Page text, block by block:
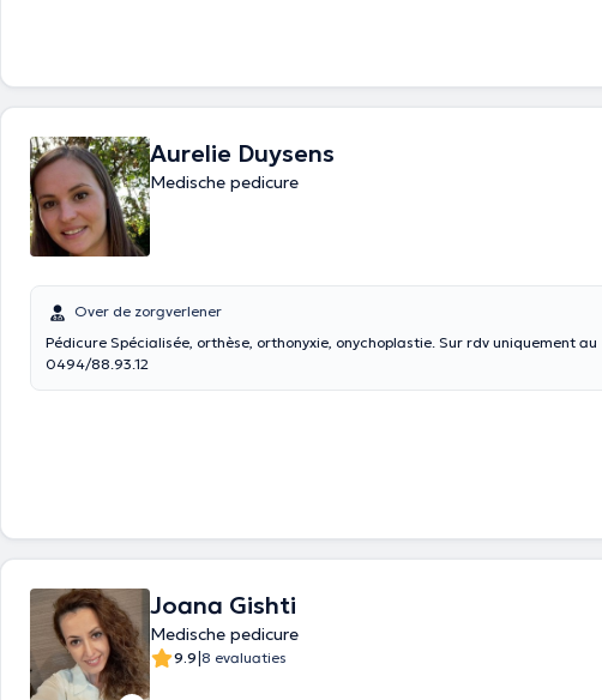
Aurelie Duysens
Medische pedicure
Over de zorgverlener
Pédicure Spécialisée, orthèse, orthonyxie, onychoplastie. Sur rdv uniquement au
0494/88.93.12
Joana Gishti
Medische pedicure
9.9|8 evaluaties